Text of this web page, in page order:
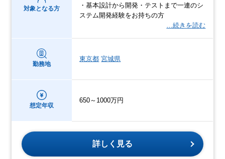
対象となる方
・基本設計から開発・テストまで一連のシ
ステム開発経験をお持ちの方
…続きを読む
勤務地
東京都 宮城県
想定年収
650～1000万円
詳しく見る